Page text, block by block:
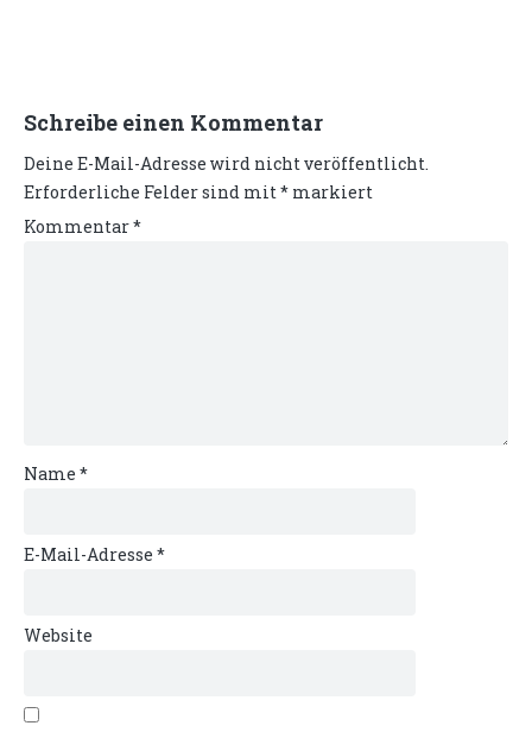
Schreibe einen Kommentar
Deine E-Mail-Adresse wird nicht veröffentlicht.
Erforderliche Felder sind mit* markiert
Kommentar*
Name *
E-Mail-Adresse *
Website